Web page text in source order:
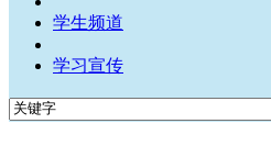
学生频道
学习宣传